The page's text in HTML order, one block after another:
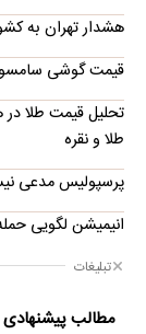
هشدار تهران به
قیمت گوشی سامسونگ،
طلا و نقره
پرسپولیس مدعی
انیمیشن لگویی
تبلیغات
مطالب پیشنهادی